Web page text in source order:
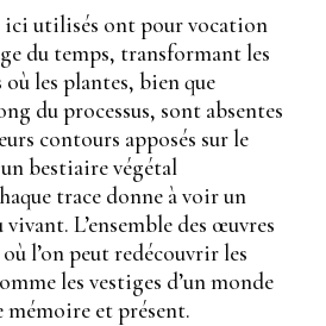
ici utilisés ont pour vocation
du temps, transformant les
les plantes, bien que
du processus, sont absentes
contours apposés sur le
bestiaire végétal
trace donne à voir un
L’ensemble des œuvres
l’on peut redécouvrir les
les vestiges d’un monde
et présent.